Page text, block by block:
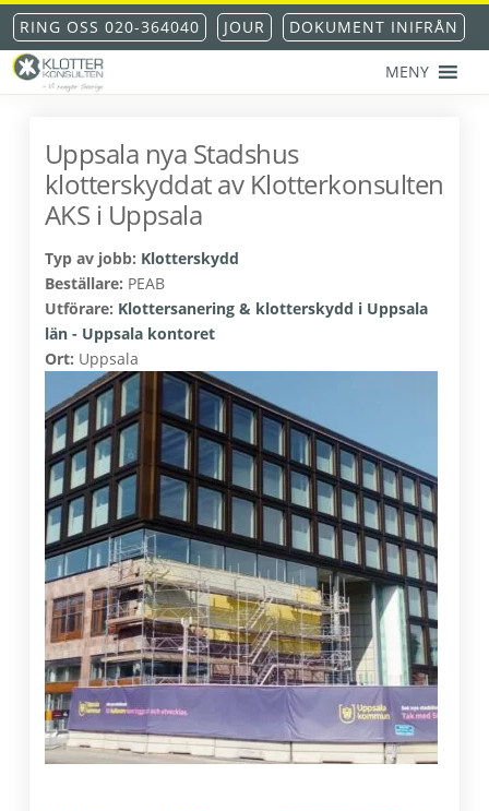
Hoppa
till
huvudnavigering
Hoppa
till
huvudinnehåll
Hoppa
till
det
primära
Hoppa
till
sidfot
RING OSS 020-364040 JOUR DOKUMENT INIFRÅN
klotterskydd
klotterförsäkring
MENY
Uppsala nya Stadshus
klotterskyddat av Klotterkonsulten
AKS i Uppsala
Typ av jobb: Klotterskydd
Beställare: PEAB
Utförare: Klottersanering & klotterskydd i Uppsala
län - Uppsala kontoret
Ort: Uppsala